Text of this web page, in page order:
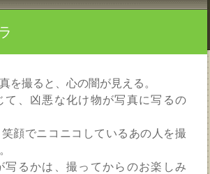
を撮ると、心の闇が見える。
て、凶悪な化け物が写真に写るの
顔でニコニコしているあの人を撮
写るかは、撮ってからのお楽しみ